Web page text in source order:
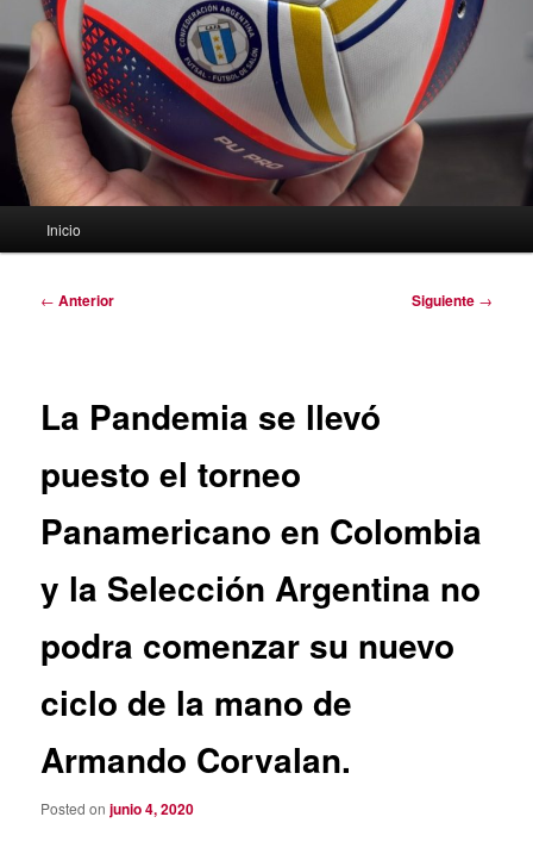
Inicio
Navegación
← Anterior Siguiente →
La Pandemia se llevó
puesto el torneo
Panamericano en Colombia
y la Selección Argentina no
podra comenzar su nuevo
ciclo de la mano de
Armando Corvalan.
Posted onjunio 4, 2020